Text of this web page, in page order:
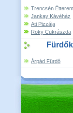
Trencsén Étterem
Jankay Kávéház
Ati Pizzája
Roky Cukrászda
Árpád Fürdő